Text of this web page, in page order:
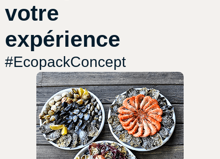
votre
expérience
#EcopackConcept